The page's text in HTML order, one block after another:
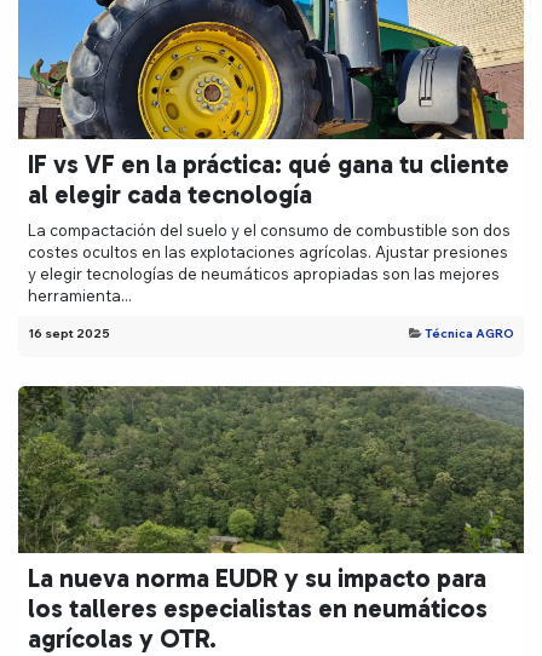
IF vs VF en la práctica: qué gana tu cliente
al elegir cada tecnología
La compactación del suelo y el consumo de combustible son dos
costes ocultos en las explotaciones agrícolas. Ajustar presiones
y elegir tecnologías de neumáticos apropiadas son las mejores
herramienta...
16 sept 2025 Técnica AGRO
La nueva norma EUDR y su impacto para
los talleres especialistas en neumáticos
agrícolas y OTR.